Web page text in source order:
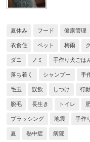
夏休み フード 健康管理
衣食住 ペット 梅雨
ダニ ノミ 手作り犬ごは
落ち着く シャンプー 手
毛玉 誤飲 しつけ 行
脱毛 長生き トイレ
ブラッシング 地震 手作
夏 熱中症 病院